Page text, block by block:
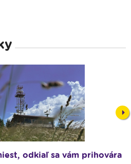
odkiaľ sa vám prihovára